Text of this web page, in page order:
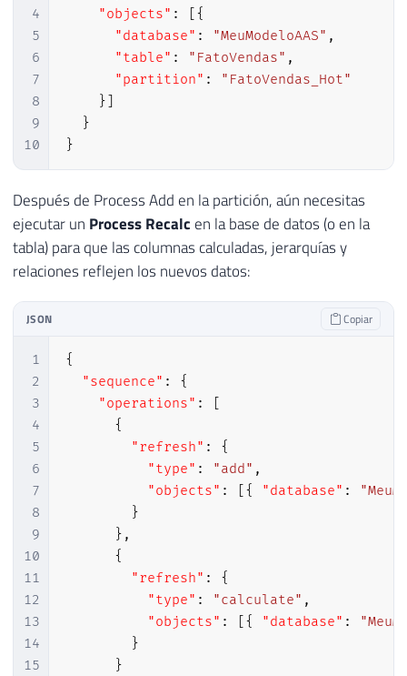
4
5
6
7
8
9
10
"objects" : [{
"database" : "MeuModeloAAS" ,
"table" : "FatoVendas" ,
"partition" :
"FatoVendas_Hot"
}]
}
}
Después de Process Add en la partición, aún necesitas
ejecutar un Process Recalc en la base de datos (o en la
tabla) para que las columnas calculadas, jerarquías y
relaciones reflejen los nuevos datos:
JSON Copiar
1
2
3
4
5
6
7
8
9
10
11
12
13
14
15
{
"sequence" :
{
"operations" :
{
"refresh" :
{
"type" : "add" ,
"objects" : { "database" :
}
} ,
{
"refresh" :
{
"type" : "calculate" ,
"objects" : { "database" :
}
}